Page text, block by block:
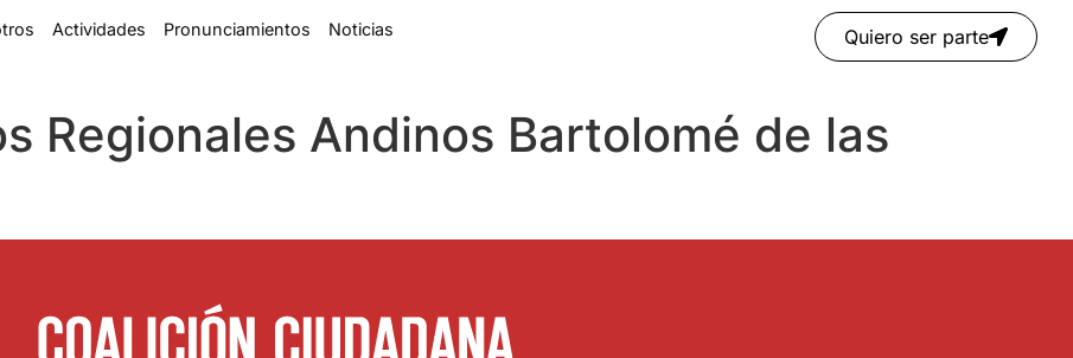
Actividades Pronunciamientos Noticias Quiero ser parte
Regionales Andinos Bartolomé de las